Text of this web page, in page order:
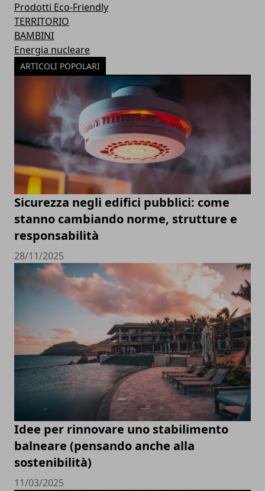
Prodotti Eco-Friendly
TERRITORIO
BAMBINI
Energia nucleare
ARTICOLI POPOLARI
Sicurezza negli edifici pubblici: come
stanno cambiando norme, strutture e
responsabilità
28/11/2025
Idee per rinnovare uno stabilimento
balneare (pensando anche alla
sostenibilità)
11/03/2025